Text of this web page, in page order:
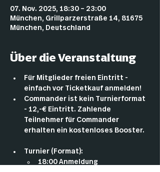
07. Nov. 2025, 18:30 – 23:00
München, Grillparzerstraße 14, 81675
München, Deutschland
Über die Veranstaltung
Für Mitglieder freien Eintritt -
einfach vor Ticketkauf anmelden!
Commander ist kein Turnierformat
- 12,-€ Eintritt. Zahlende
Teilnehmer für Commander
erhalten ein kostenloses Booster.
Turnier (Format):
18:00 Anmeldung